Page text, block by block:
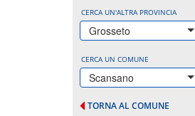
CERCA UN'ALTRA PROVINCIA
Grosseto
CERCA UN COMUNE
Scansano
TORNA AL COMUNE